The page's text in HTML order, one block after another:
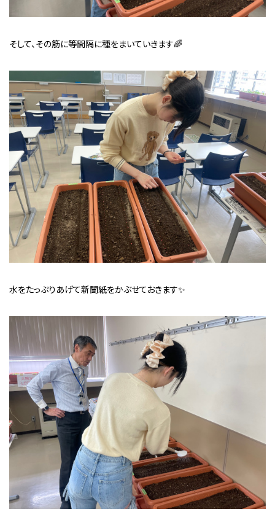
そして、その筋に等間隔に種をまいていきます🌈
水をたっぷりあげて新聞紙をかぶせておきます✨